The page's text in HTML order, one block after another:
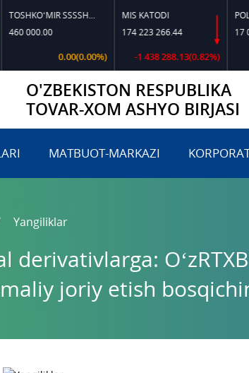
TOSHKO‘MIR SSSSH-13
0.00(0.00%)
MIS KATODI
174 223 266.44
-1 438 288.13(0.82%)
17 000
O'ZBEKISTON RESPUBLIKA
TOVAR-XOM ASHYO BIRJASI
MATBUOT-MARKAZI
Yangiliklar
derivativlarga:
joriy etish